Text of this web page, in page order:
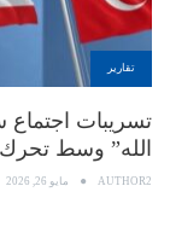
تقارير
تسريبات
الله” وسط تحرك
AUTHOR2 مايو 26, 2026